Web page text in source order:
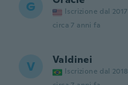
G Iscrizione dal 2017
circa 7 anni fa
V Valdinei
Iscrizione dal 2018